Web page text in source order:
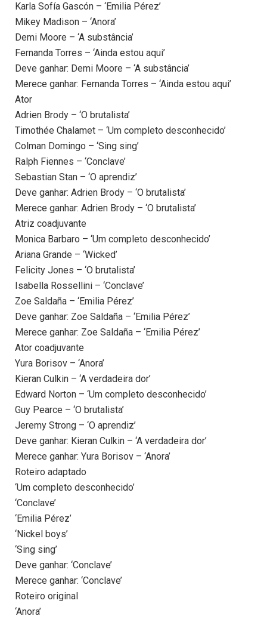
Karla Sofía Gascón – ‘Emilia Pérez’
Mikey Madison – ‘Anora’
Demi Moore – ‘A substância’
Fernanda Torres – ‘Ainda estou aqui’
Deve ganhar: Demi Moore – ‘A substância’
Merece ganhar: Fernanda Torres – ‘Ainda estou aqui’
Ator
Adrien Brody – ‘O brutalista’
Timothée Chalamet – ‘Um completo desconhecido’
Colman Domingo – ‘Sing sing’
Ralph Fiennes – ‘Conclave’
Sebastian Stan – ‘O aprendiz’
Deve ganhar: Adrien Brody – ‘O brutalista’
Merece ganhar: Adrien Brody – ‘O brutalista’
Atriz coadjuvante
Monica Barbaro – ‘Um completo desconhecido’
Ariana Grande – ‘Wicked’
Felicity Jones – ‘O brutalista’
Isabella Rossellini – ‘Conclave’
Zoe Saldaña – ‘Emilia Pérez’
Deve ganhar: Zoe Saldaña – ‘Emilia Pérez’
Merece ganhar: Zoe Saldaña – ‘Emilia Pérez’
Ator coadjuvante
Yura Borisov – ‘Anora’
Kieran Culkin – ‘A verdadeira dor’
Edward Norton – ‘Um completo desconhecido’
Guy Pearce – ‘O brutalista’
Jeremy Strong – ‘O aprendiz’
Deve ganhar: Kieran Culkin – ‘A verdadeira dor’
Merece ganhar: Yura Borisov – ‘Anora’
Roteiro adaptado
‘Um completo desconhecido’
‘Conclave’
‘Emilia Pérez’
‘Nickel boys’
‘Sing sing’
Deve ganhar: ‘Conclave’
Merece ganhar: ‘Conclave’
Roteiro original
‘Anora’